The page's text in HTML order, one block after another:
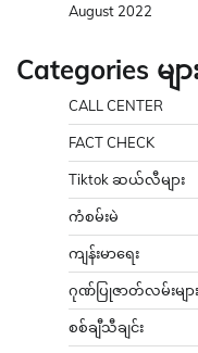
August 2022
Categories
CALL CENTER
FACT CHECK
Tiktok ဆယ်လီများ
ကံစမ်းမဲ
ကျန်းမာရေး
ဂုဏ်ပြုဇာတ်လမ်းများ
စစ်ချီသီချင်း